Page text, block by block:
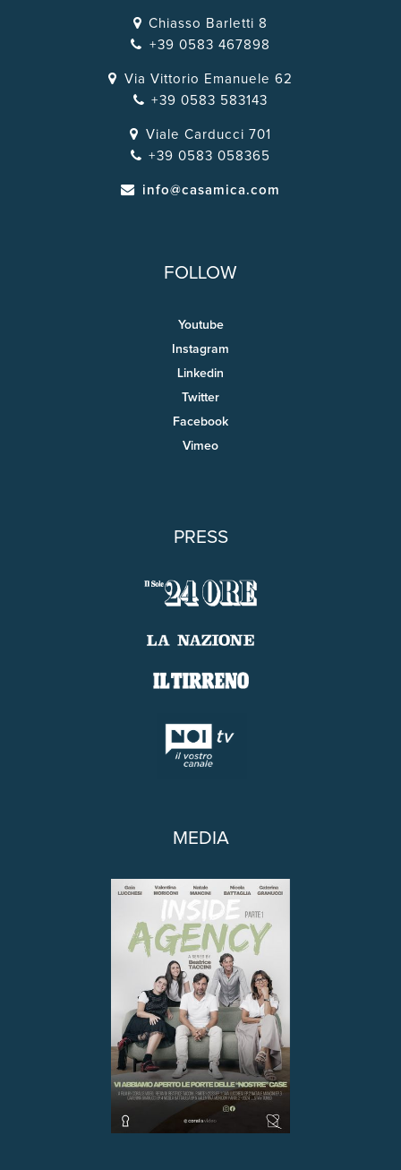
Chiasso Barletti 8
+39 0583 467898
Via Vittorio Emanuele 62
+39 0583 583143
Viale Carducci 701
+39 0583 058365
info@casamica.com
FOLLOW
Youtube
Instagram
Linkedin
Twitter
Facebook
Vimeo
PRESS
MEDIA